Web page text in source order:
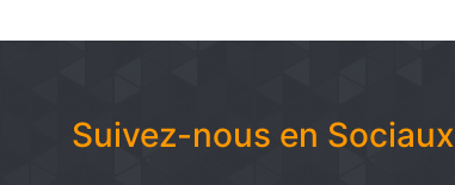
Suivez-nous en Sociaux